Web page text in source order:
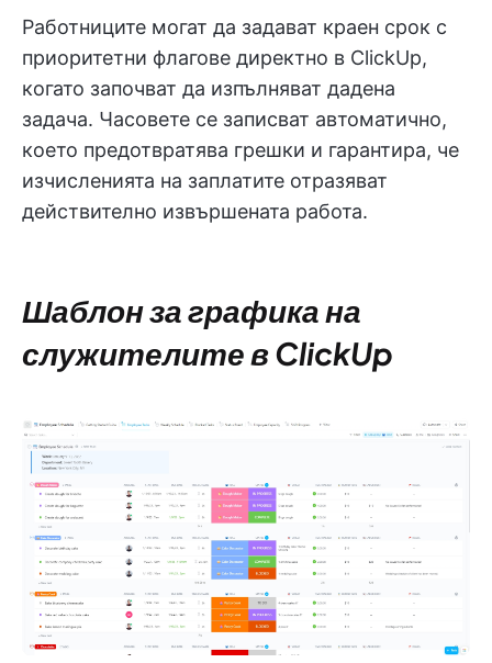
Работниците могат да задават краен срок с
приоритетни флагове директно в ClickUp,
когато започват да изпълняват дадена
задача. Часовете се записват автоматично,
което предотвратява грешки и гарантира, че
изчисленията на заплатите отразяват
действително извършената работа.
Шаблон за графика на
служителите в ClickUp